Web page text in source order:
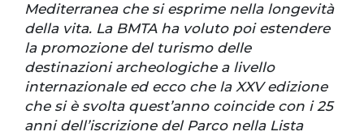
Mediterranea che si esprime nella longevità
della vita. La BMTA ha voluto poi estendere
la promozione del turismo delle
destinazioni archeologiche a livello
internazionale ed ecco che la XXV edizione
che si è svolta quest’anno coincide con i 25
anni dell’iscrizione del Parco nella Lista